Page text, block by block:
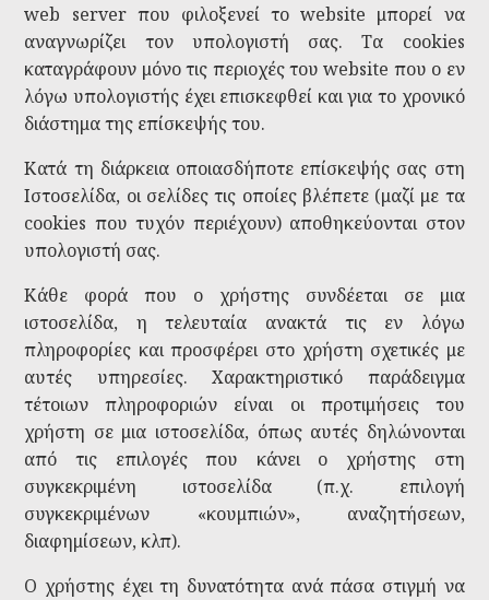
web server που φιλοξενεί το website μπορεί να
αναγνωρίζει τον υπολογιστή σας. Τα cookies
καταγράφουν μόνο τις περιοχές του website που ο εν
λόγω υπολογιστής έχει επισκεφθεί και για το χρονικό
διάστημα της επίσκεψής του.
Κατά τη διάρκεια οποιασδήποτε επίσκεψής σας στη
Ιστοσελίδα, οι σελίδες τις οποίες βλέπετε (μαζί με τα
cookies που τυχόν περιέχουν) αποθηκεύονται στον
υπολογιστή σας.
Κάθε φορά που ο χρήστης συνδέεται σε μια
ιστοσελίδα, η τελευταία ανακτά τις εν λόγω
πληροφορίες και προσφέρει στο χρήστη σχετικές με
αυτές υπηρεσίες. Χαρακτηριστικό παράδειγμα
τέτοιων πληροφοριών είναι οι προτιμήσεις του
χρήστη σε μια ιστοσελίδα, όπως αυτές δηλώνονται
από τις επιλογές που κάνει ο χρήστης στη
συγκεκριμένη ιστοσελίδα (π.χ. επιλογή
συγκεκριμένων «κουμπιών», αναζητήσεων,
διαφημίσεων, κλπ).
Ο χρήστης έχει τη δυνατότητα ανά πάσα στιγμή να